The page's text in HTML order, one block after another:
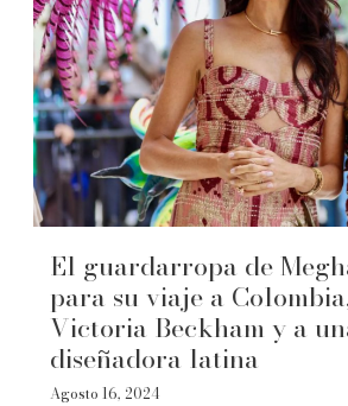
El guardarropa de
para su viaje a
Victoria Beckham y a
diseñadora latina
Agosto 16, 2024